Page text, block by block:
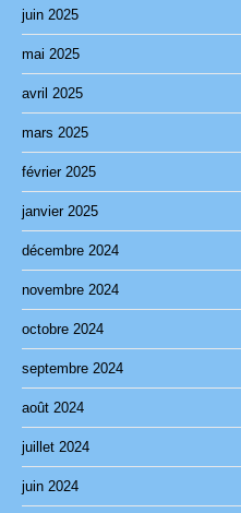
juin 2025
mai 2025
avril 2025
mars 2025
février 2025
janvier 2025
décembre 2024
novembre 2024
octobre 2024
septembre 2024
août 2024
juillet 2024
juin 2024